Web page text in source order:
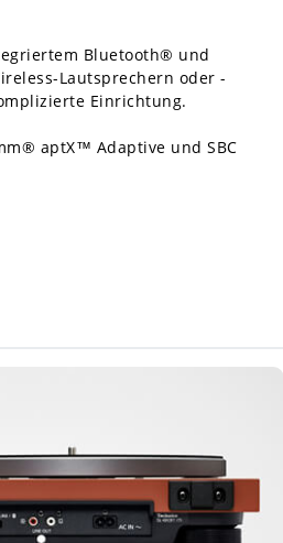
Bluetooth® und
Lautsprechern oder -
Einrichtung.
aptX™ Adaptive und SBC